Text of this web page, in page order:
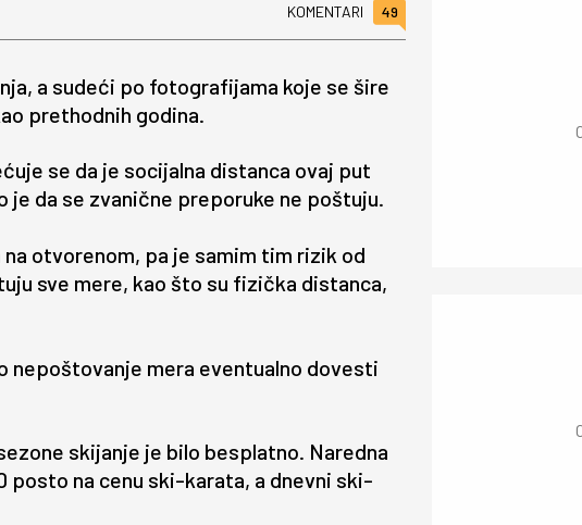
KOMENTARI 49
a sudeći po fotografijama koje se šire
prethodnih godina.
se da je socijalna distanca ovaj put
da se zvanične preporuke ne poštuju.
otvorenom, pa je samim tim rizik od
sve mere, kao što su fizička distanca,
nepoštovanje mera eventualno dovesti
skijanje je bilo besplatno. Naredna
posto na cenu ski-karata, a dnevni ski-